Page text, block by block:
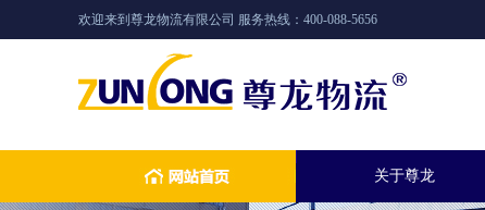
欢迎来到尊龙物流有限公司 服务热线：400-088-5656
关于尊龙